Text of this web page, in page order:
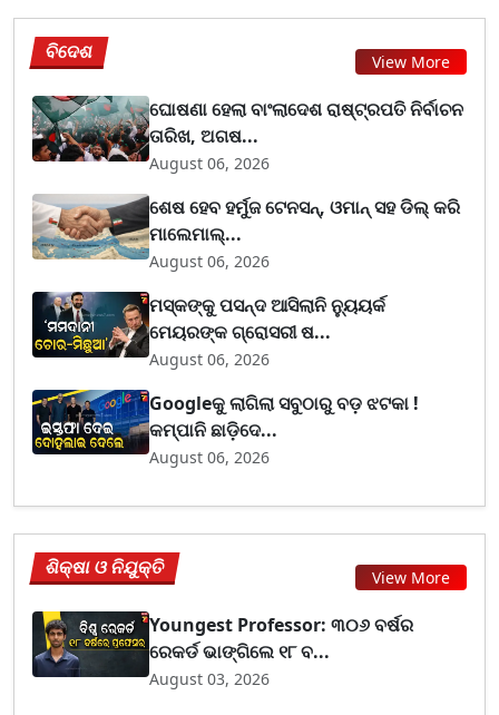
ବିଦେଶ View More
ଘୋଷଣା ହେଲା ବାଂଲାଦେଶ ରାଷ୍ଟ୍ରପତି ନିର୍ବାଚନ
ତାରିଖ, ଅଗଷ...
August 06, 2026
ଶେଷ ହେବ ହର୍ମୁଜ ଟେନସନ୍, ଓମାନ୍ ସହ ଡିଲ୍ କରି
ମାଲେମାଲ୍...
August 06, 2026
ମସ୍କଙ୍କୁ ପସନ୍ଦ ଆସିଲାନି ନ୍ୟୁୟର୍କ
ମେୟରଙ୍କ ଗ୍ରୋସରୀ ଷ...
August 06, 2026
Googleକୁ ଲାଗିଲା ସବୁଠାରୁ ବଡ଼ ଝଟକା !
କମ୍ପାନି ଛାଡ଼ିଦେ...
August 06, 2026
ଶିକ୍ଷା ଓ ନିଯୁକ୍ତି View More
Youngest Professor: ୩୦୬ ବର୍ଷର
ରେକର୍ଡ ଭାଙ୍ଗିଲେ ୧୮ ବ...
August 03, 2026